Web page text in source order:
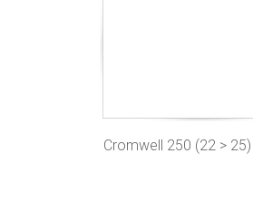
Cromwell 250 (22 > 25)